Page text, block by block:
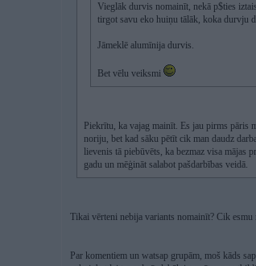
Vieglāk durvis nomainīt, nekā p$ties
tirgot savu eko huiņu tālāk, koka durvju
Jāmeklē alumīnija durvis.
Bet vēlu veiksmi
Piekrītu, ka vajag mainīt. Es jau pirms pāris
noriju, bet kad sāku pētīt cik man daudz
lievenis tā piebūvēts, ka bezmaz visa
gadu un mēģināt salabot pašdarbības veidā.
Tikai vērteni nebija variants nomainīt? Cik
Par komentiem un watsap grupām, moš kāds